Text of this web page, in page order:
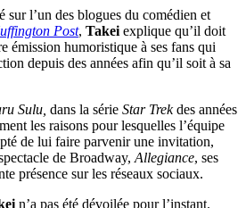
sur l’un des blogues du comédien et
Post, Takei explique qu’il doit
émission humoristique à ses fans qui
depuis des années afin qu’il soit à sa
Sulu, dans la série Star Trekdes années
les raisons pour lesquelles l’équipe
de lui faire parvenir une invitation,
de Broadway, Allegiance, ses
présence sur les réseaux sociaux.
n’a pas été dévoilée pour l’instant.